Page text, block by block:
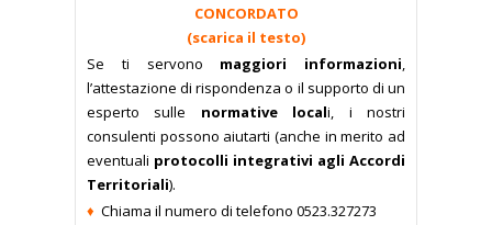
CONCORDATO
(scarica il testo)
Se ti servono maggiori informazioni
l’attestazione di rispondenza o il supporto di un
esperto sulle normative locali, i nostri
consulenti possono aiutarti (anche in merito ad
eventuali protocolli integrativi agli Accordi
Territoriali).
♦ Chiama il numero di telefono 0523.327273